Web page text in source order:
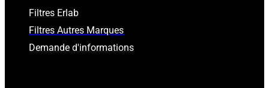
Filtres Erlab
Filtres Autres Marques
Demande d'informations